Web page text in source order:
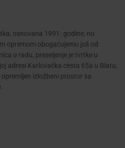
osnovana 1991. godine, no
opremom obogaćujemo još od
u radu, preseljenje je tvrtke u
adresi Karlovačka cesta 65a u Blatu,
izložbeni prostor sa